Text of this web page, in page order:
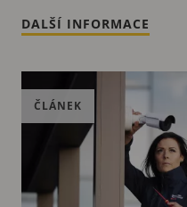
DALŠÍ INFORMACE
ČLÁNEK